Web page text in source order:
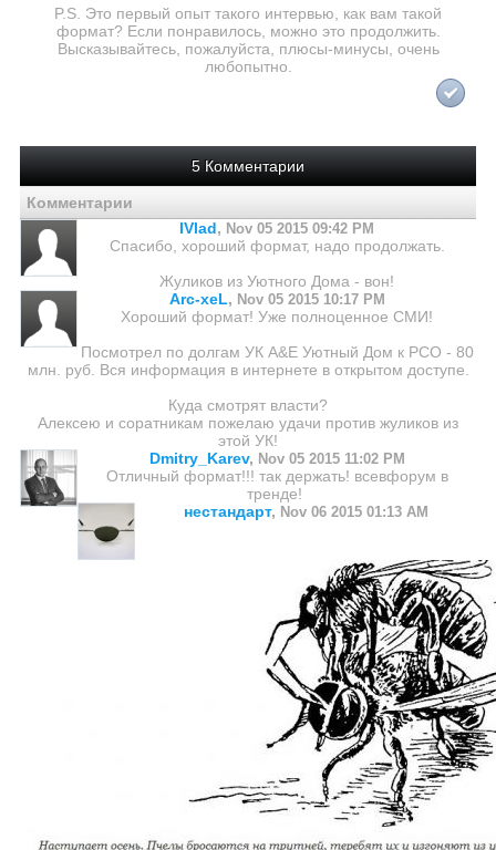
P.S. Это первый опыт такого интервью, как вам такой
формат? Если понравилось, можно это продолжить.
Высказывайтесь, пожалуйста, плюсы-минусы, очень
любопытно.
5 Комментарии
Комментарии
IVlad, Nov 05 2015 09:42 PM
Спасибо, хороший формат, надо продолжать.
Жуликов из Уютного Дома - вон!
Arc-xeL, Nov 05 2015 10:17 PM
Хороший формат! Уже полноценное СМИ!
Посмотрел по долгам УК A&E Уютный Дом к РСО - 80
млн. руб. Вся информация в интернете в открытом доступе.
Куда смотрят власти?
Алексею и соратникам пожелаю удачи против жуликов из
этой УК!
Dmitry_Karev, Nov 05 2015 11:02 PM
Отличный формат!!! так держать! всевфорум в
тренде!
нестандарт, Nov 06 2015 01:13 AM